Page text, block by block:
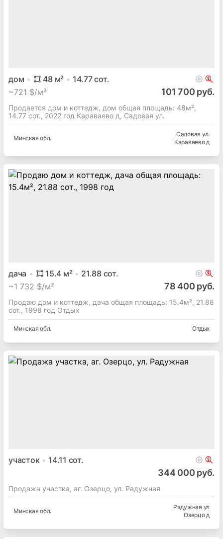
дом 48 м² 14.77сот.
~721 $/м² 101 700 руб.
Продается дом и коттедж, дом общая площадь: 48м²,
14.77 сот., 2022 год Караваево д, Садовая ул.
Минская обл.
Садовая ул.
Караваево д
дача 15.4 м² 21.88 сот.
~1 732 $/м² 78 400 руб.
Продаю дом и коттедж, дача общая площадь: 15.4м², 21.88
сот., 1998 год Отдых
Минская обл. Отдых
участок 14.11 сот.
344 000 руб.
Продажа участка, аг. Озерцо, ул. Радужная
Минская обл.
Радужная ул
Озерцо д